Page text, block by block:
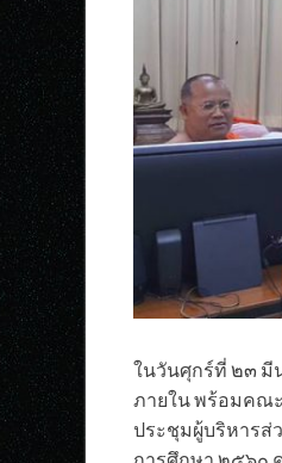
ในวันศุกร์ที่ ๒๓ มี
ภายใน พร้อมคณ
ประชุมผู้บริหารส่